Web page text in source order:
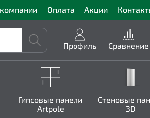
Оплата Акции
Профиль Сравнение
Гипсовые панели
Artpole
Стеновые
3D